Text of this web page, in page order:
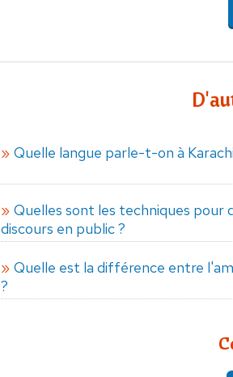
Quelle langue parle-t-on à
Quelles sont les techniques pour
discours en public ?
Quelle est la différence entre
?